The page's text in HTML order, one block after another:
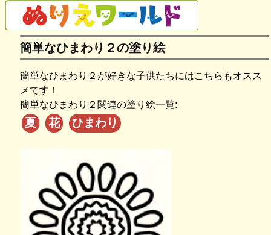
簡単なひまわり２の塗り絵
簡単なひまわり２が好きな子供たちにはこちらもオスス
メです！
簡単なひまわり２関連の塗り絵一覧:
夏 花 ひまわり